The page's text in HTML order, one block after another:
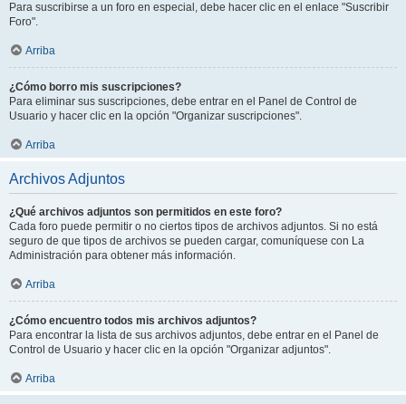
Para suscribirse a un foro en especial, debe hacer clic en el enlace "Suscribir
Foro".
Arriba
¿Cómo borro mis suscripciones?
Para eliminar sus suscripciones, debe entrar en el Panel de Control de
Usuario y hacer clic en la opción "Organizar suscripciones".
Arriba
Archivos Adjuntos
¿Qué archivos adjuntos son permitidos en este foro?
Cada foro puede permitir o no ciertos tipos de archivos adjuntos. Si no está
seguro de que tipos de archivos se pueden cargar, comuníquese con La
Administración para obtener más información.
Arriba
¿Cómo encuentro todos mis archivos adjuntos?
Para encontrar la lista de sus archivos adjuntos, debe entrar en el Panel de
Control de Usuario y hacer clic en la opción "Organizar adjuntos".
Arriba